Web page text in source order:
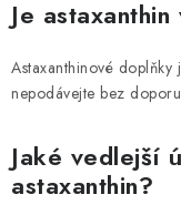
Je
Astaxanthinové
nepodávejte bez
Jaké vedlejší
astaxanthin?